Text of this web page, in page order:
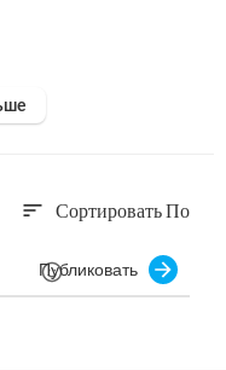
sort Сортировать По
Публиковать